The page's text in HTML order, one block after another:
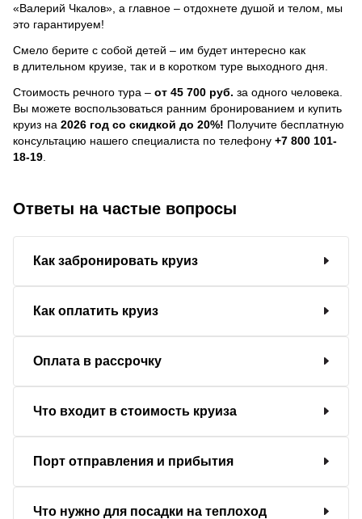
«Валерий Чкалов», а главное – отдохнете душой и телом, мы
это гарантируем!
Смело берите с собой детей – им будет интересно как
в длительном круизе, так и в коротком туре выходного дня.
Стоимость речного тура – от 45 700 руб. за одного человека.
Вы можете воспользоваться ранним бронированием и купить
круиз на 2026 год со скидкой до 20%! Получите бесплатную
консультацию нашего специалиста по телефону +7 800 101-
18-19
Ответы на частые вопросы
Как забронировать круиз
Как оплатить круиз
Оплата в рассрочку
Что входит в стоимость круиза
Порт отправления и прибытия
Что нужно для посадки на теплоход